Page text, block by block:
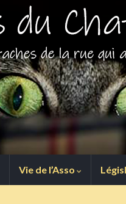
Vie de l’Asso